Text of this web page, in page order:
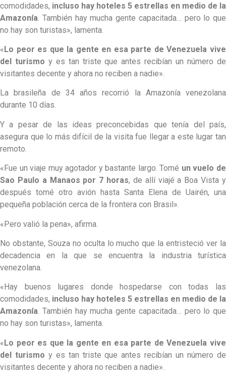
comodidades, incluso hay hoteles 5 estrellas en medio de la
Amazonía . También hay mucha gente capacitada… pero lo que
no hay son turistas», lamenta.
«Lo peor es que la gente en esa parte de Venezuela vive
del turismo y es tan triste que antes recibían un número de
visitantes decente y ahora no reciben a nadie».
La brasileña de 34 años recorrió la Amazonía venezolana
durante 10 días.
Y a pesar de las ideas preconcebidas que tenía del país,
asegura que lo más difícil de la visita fue llegar a este lugar tan
remoto.
«Fue un viaje muy agotador y bastante largo. Tomé un vuelo de
Sao Paulo a Manaos por 7 horas, de allí viajé a Boa Vista y
después tomé otro avión hasta Santa Elena de Uairén, una
pequeña población cerca de la frontera con Brasil».
«Pero valió la pena», afirma.
No obstante, Souza no oculta lo mucho que la entristeció ver la
decadencia en la que se encuentra la industria turística
venezolana.
«Hay buenos lugares donde hospedarse con todas las
comodidades, incluso hay hoteles 5 estrellas en medio de la
Amazonía. También hay mucha gente capacitada… pero lo que
no hay son turistas», lamenta.
«Lo peor es que la gente en esa parte de Venezuela vive
del turismo y es tan triste que antes recibían un número de
visitantes decente y ahora no reciben a nadie».